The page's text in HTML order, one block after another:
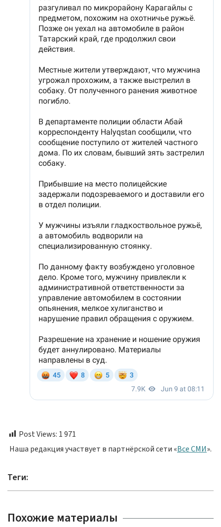
Post Views: 1 971
Наша редакция участвует в партнёрской сети «Все СМИ».
Теги:
Похожие материалы